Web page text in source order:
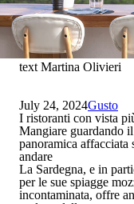
text Martina Olivieri
July 24, 2024Gusto
I ristoranti con vista
Mangiare guardando
panoramica
andare
La Sardegna, e in
per le sue spiagge
incontaminata, offre